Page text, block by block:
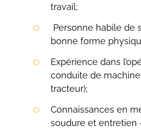
travail;
Personne habile de
bonne forme
Expérience dans
conduite de
tracteur);
Connaissances en
soudure et entretien